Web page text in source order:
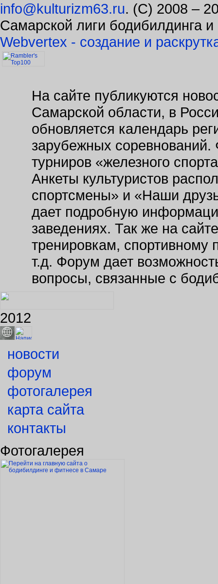
info@kulturizm63.ru. (C) 2008 –
Самарской лиги бодибилдинга
Webvertex - создание и
На сайте публикуются
Самарской области, в
обновляется календарь
зарубежных соревнований.
турниров «железного
Анкеты культуристов
спортсмены» и «Наши
дает подробную
заведениях. Так же на
тренировкам, спортивному
т.д. Форум дает
вопросы, связанные с
2012
новости
форум
фотогалерея
карта сайта
контакты
Фотогалерея